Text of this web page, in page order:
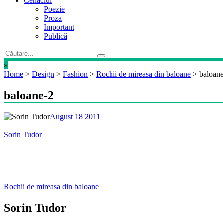
Poezie
Proza
Important
Publică
»
Home > Design > Fashion > Rochii de mireasa din baloane >
baloane-2
August 18 2011
Sorin Tudor
Post
navigation
Rochii de mireasa din baloane
Sorin Tudor